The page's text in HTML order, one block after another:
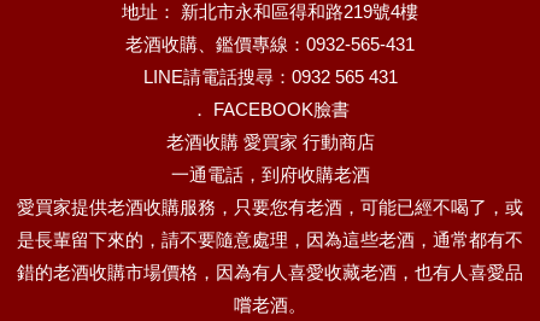
地址： 新北市永和區得和路219號4樓
老酒收購、鑑價專線：0932-565-431
LINE請電話搜尋：0932 565 431
． FACEBOOK臉書
老酒收購 愛買家 行動商店
一通電話，到府收購老酒
愛買家提供老酒收購服務，只要您有老酒，可能已經不喝了，或
是長輩留下來的，請不要隨意處理，因為這些老酒，通常都有不
錯的老酒收購市場價格，因為有人喜愛收藏老酒，也有人喜愛品
嚐老酒。